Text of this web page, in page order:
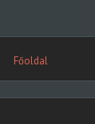
Főoldal